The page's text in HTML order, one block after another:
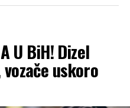
U BiH! Dizel
uskoro